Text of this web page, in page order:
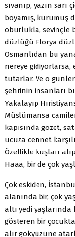
sıvanıp, yazın sarı
boyamış, kurumuş
oburlukla, sevinçle
düzlüğü Florya
Osmanlıdan bu
nereye gidiyorlarsa,
tutarlar. Ve o
şehrinin insanları
Yakalayıp
Müslümansa
kapısında gözet,
ucuza cennet
Özellikle kuşları
Haaa, bir de çok
Çok eskiden,
alanında bir, çok
altı yedi yaşlarında
gösteren bir
alır gökyüzüne